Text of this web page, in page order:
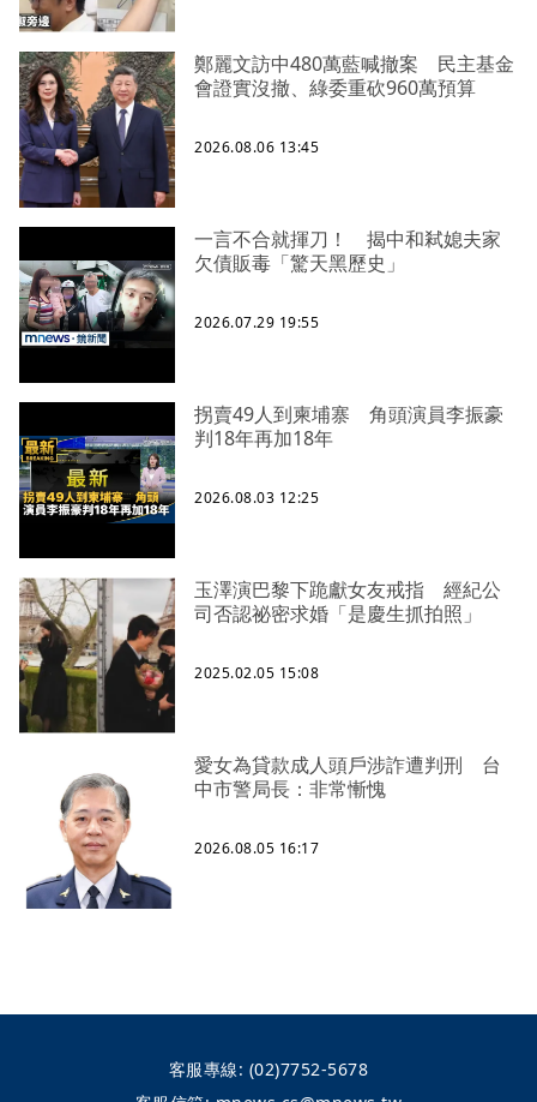
鄭麗文訪中480萬藍喊撤案 民主基金
會證實沒撤、綠委重砍960萬預算
2026.08.06 13:45
一言不合就揮刀！ 揭中和弒媳夫家
欠債販毒「驚天黑歷史」
2026.07.29 19:55
拐賣49人到柬埔寨 角頭演員李振豪
判18年再加18年
2026.08.03 12:25
玉澤演巴黎下跪獻女友戒指 經紀公
司否認祕密求婚「是慶生抓拍照」
2025.02.05 15:08
愛女為貸款成人頭戶涉詐遭判刑 台
中市警局長：非常慚愧
2026.08.05 16:17
客服專線: (02)7752-5678